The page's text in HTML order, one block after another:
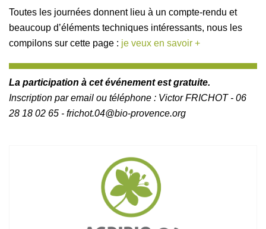
Toutes les journées donnent lieu à un compte-rendu et
beaucoup d’éléments techniques intéressants, nous les
compilons sur cette page : je veux en savoir +
La participation à cet événement est gratuite.
Inscription par email ou téléphone : Victor FRICHOT - 06
28 18 02 65 - frichot.04@bio-provence.org